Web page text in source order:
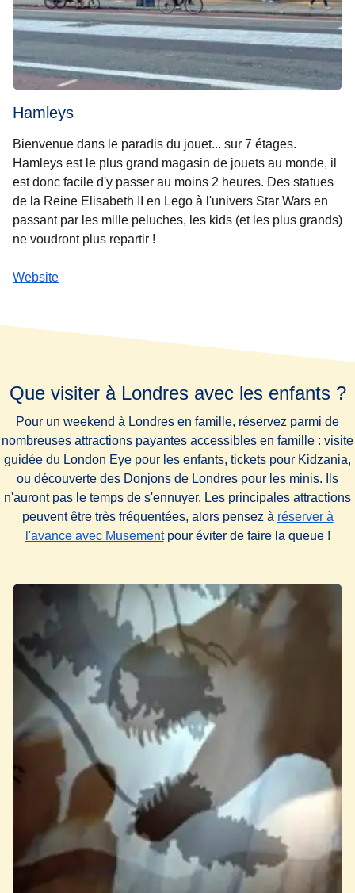
Hamleys
Bienvenue dans le paradis du jouet... sur 7 étages.
Hamleys est le plus grand magasin de jouets au monde, il
est donc facile d'y passer au moins 2 heures. Des statues
de la Reine Elisabeth II en Lego à l'univers Star Wars en
passant par les mille peluches, les kids (et les plus grands)
ne voudront plus repartir !
Website
Que visiter à Londres avec les enfants ?
Pour un weekend à Londres en famille, réservez parmi de
nombreuses attractions payantes accessibles en famille : visite
guidée du London Eye pour les enfants, tickets pour Kidzania,
ou découverte des Donjons de Londres pour les minis. Ils
n'auront pas le temps de s'ennuyer. Les principales attractions
peuvent être très fréquentées, alors pensez à réserver à
l'avance avec Musement( Ouvre un nouvel onglet)
pour éviter de faire la queue !